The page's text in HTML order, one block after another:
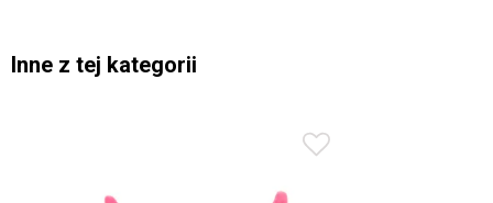
Inne z tej kategorii